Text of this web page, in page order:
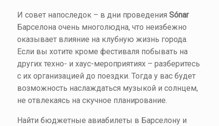
И совет напоследок – в дни проведения Sónar
Барселона очень многолюдна, что неизбежно
оказывает влияние на клубную жизнь города.
Если вы хотите кроме фестиваля побывать на
других техно- и хаус-мероприятиях – разберитесь
с их организацией до поездки. Тогда у вас будет
возможность наслаждаться музыкой и солнцем,
не отвлекаясь на скучное планирование.
Найти бюджетные авиабилеты в Барселону и